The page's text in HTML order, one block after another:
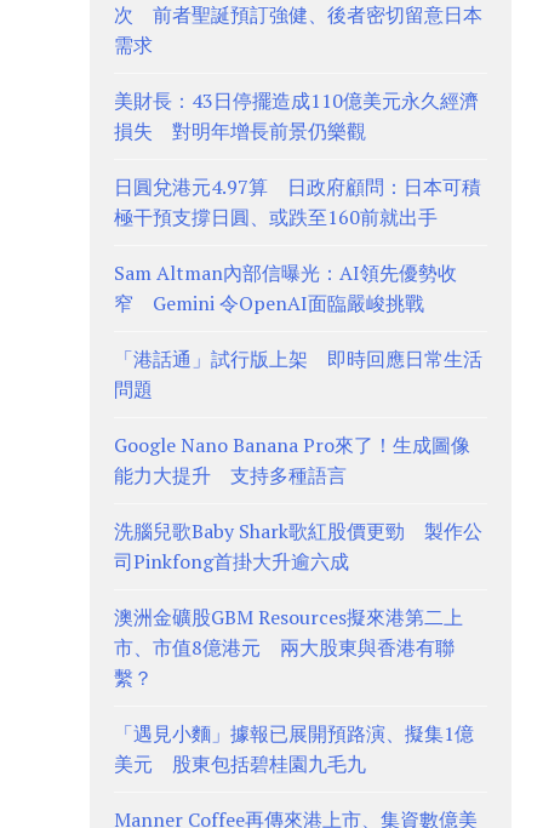
次 前者聖誕預訂強健、後者密切留意日本
需求
美財長：43日停擺造成110億美元永久經濟
損失 對明年增長前景仍樂觀
日圓兌港元4.97算 日政府顧問：日本可積
極干預支撐日圓、或跌至160前就出手
Sam Altman內部信曝光：AI領先優勢收
窄 Gemini 令OpenAI面臨嚴峻挑戰
「港話通」試行版上架 即時回應日常生活
問題
Google Nano Banana Pro來了！生成圖像
能力大提升 支持多種語言
洗腦兒歌Baby Shark歌紅股價更勁 製作公
司Pinkfong首掛大升逾六成
澳洲金礦股GBM Resources擬來港第二上
市、市值8億港元 兩大股東與香港有聯
繫？
「遇見小麵」據報已展開預路演、擬集1億
美元 股東包括碧桂園九毛九
Manner Coffee再傳來港上市、集資數億美